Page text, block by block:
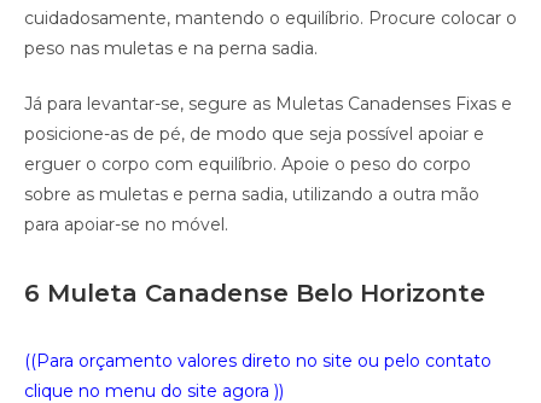
cuidadosamente, mantendo o equilíbrio. Procure colocar o
peso nas muletas e na perna sadia.
Já para levantar-se, segure as Muletas Canadenses Fixas e
posicione-as de pé, de modo que seja possível apoiar e
erguer o corpo com equilíbrio. Apoie o peso do corpo
sobre as muletas e perna sadia, utilizando a outra mão
para apoiar-se no móvel.
6 Muleta Canadense Belo Horizonte
((Para orçamento valores direto no site ou pelo contato
clique no menu do site agora ))